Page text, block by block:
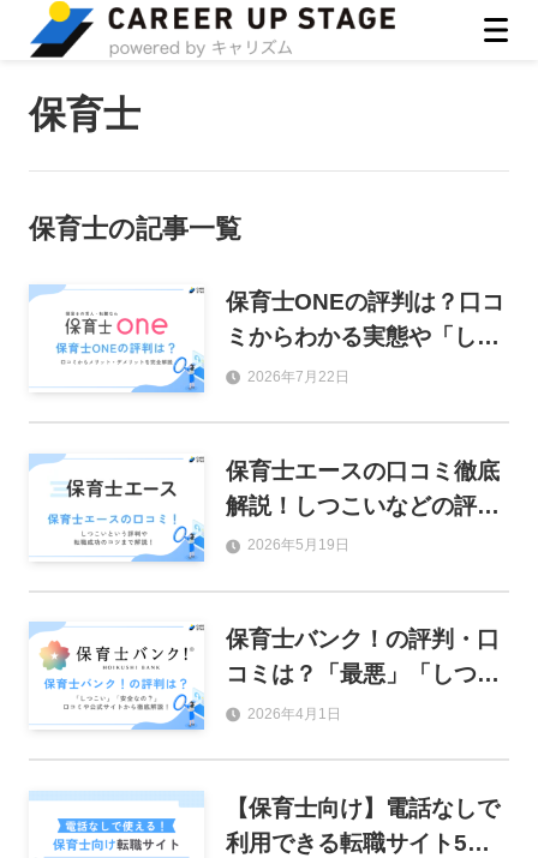
保育士
保育士の記事一覧
保育士ONEの評判は？口コ
ミからわかる実態や「しつ
こい」噂の真相を徹底解説
2026年7月22日
保育士エースの口コミ徹底
解説！しつこいなどの評判
やおすすめの人を解説
2026年5月19日
保育士バンク！の評判・口
コミは？「最悪」「しつこ
い」と言われる理由を徹底
2026年4月1日
【保育士向け】電話なしで
利用できる転職サイト5